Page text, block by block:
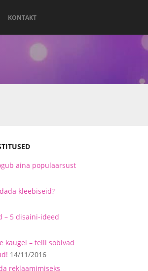
KONTAKT
aina populaarsust
kleebiseid?
– 5 disaini-ideed
kaugel – telli sobivad
14/11/2016
reklaamimiseks